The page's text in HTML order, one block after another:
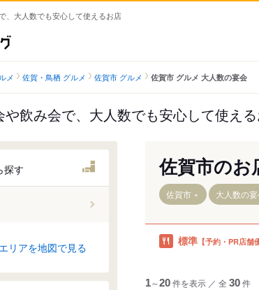
、大人数でも安心して使えるお店
メ 佐賀・鳥栖 グルメ 佐賀市 グルメ 佐賀市 グルメ 大人数の宴会
や飲み会で、大人数でも安心して使え
探す
伊賀屋駅
鍋島駅
リアを地図で見る
佐賀市のお
佐賀市 大人数の
標準 【予約・PR店舗
1～20件を表示 ／ 全 30件